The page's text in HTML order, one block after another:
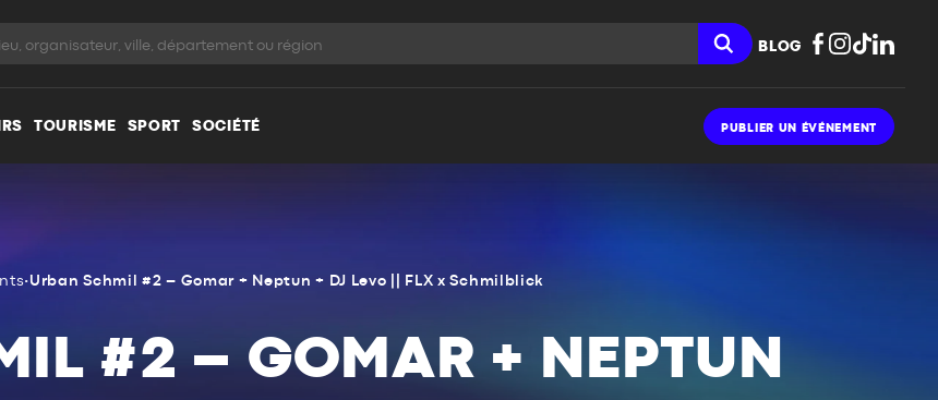
BLOG
TOURISME SPORT SOCIÉTÉ PUBLIER UN ÉVÉNEMENT
•Urban Schmil #2 – Gomar + Neptun + DJ Levo || FLX x Schmilblick
#2 – GOMAR + NEPTUN